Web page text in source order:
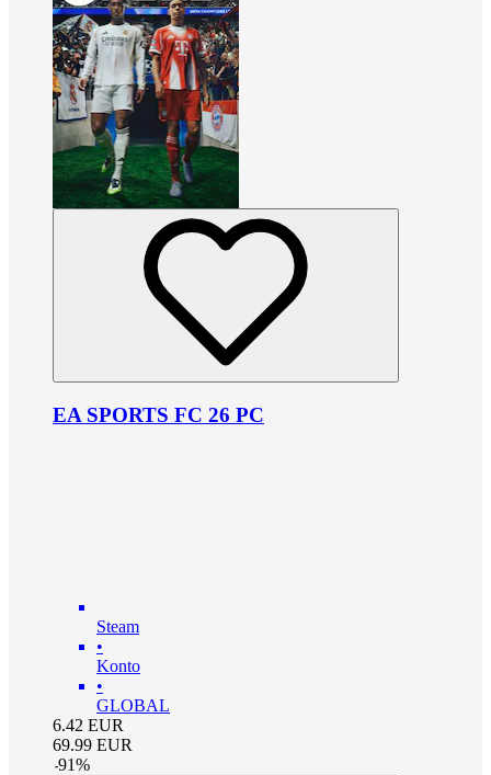
EA SPORTS FC 26 PC
Steam
•
Konto
•
GLOBAL
6.42 EUR
69.99 EUR
-91%